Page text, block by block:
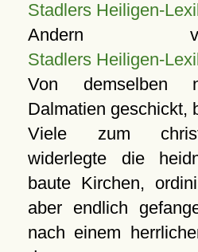
Stadlers Heiligen-
Andern
Stadlers Heiligen-
Von demselben
Dalmatien geschickt,
Viele zum
widerlegte die
baute Kirchen,
aber endlich
nach einem